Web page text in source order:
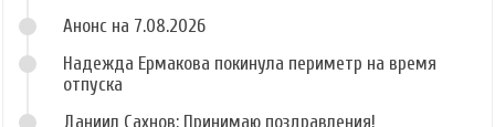
Анонс на 7.08.2026
Надежда Ермакова покинула периметр на время
отпуска
Даниил Сахнов: Принимаю поздравления!